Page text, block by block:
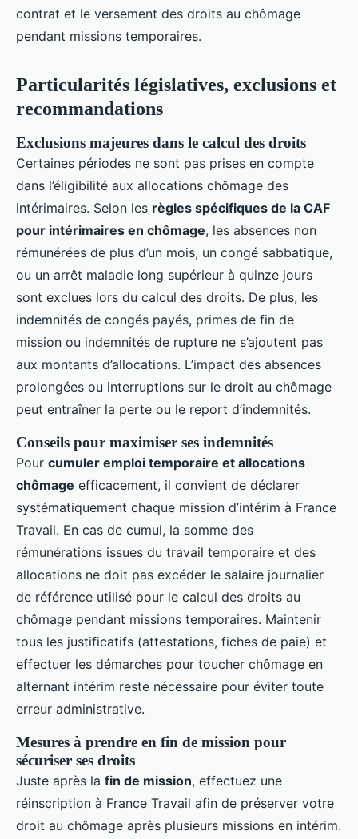
contrat et le versement des droits au chômage
pendant missions temporaires.
Particularités législatives, exclusions et
recommandations
Exclusions majeures dans le calcul des droits
Certaines périodes ne sont pas prises en compte
dans l’éligibilité aux allocations chômage des
intérimaires. Selon les règles spécifiques de la CAF
pour intérimaires en chômage, les absences non
rémunérées de plus d’un mois, un congé sabbatique,
ou un arrêt maladie long supérieur à quinze jours ​
sont exclues lors du calcul des droits. De plus, les
indemnités de congés payés, primes de fin de
mission ou indemnités de rupture ne s’ajoutent pas
aux montants d’allocations. L’impact des absences
prolongées ou interruptions sur le droit au chômage
peut entraîner la perte ou le report d’indemnités.
Conseils pour maximiser ses indemnités
Pour cumuler emploi temporaire et allocations
chômage efficacement, il convient de déclarer
systématiquement chaque mission d’intérim à France
Travail. En cas de cumul, la somme des
rémunérations issues du travail temporaire et des
allocations ne doit pas excéder le salaire journalier
de référence utilisé pour le calcul des droits au
chômage pendant missions temporaires. Maintenir
tous les justificatifs (attestations, fiches de paie) et
effectuer les démarches pour toucher chômage en
alternant intérim reste nécessaire pour éviter toute
erreur administrative.
Mesures à prendre en fin de mission pour
sécuriser ses droits
Juste après la fin de mission, effectuez une
réinscription à France Travail afin de préserver votre
droit au chômage après plusieurs missions en intérim.